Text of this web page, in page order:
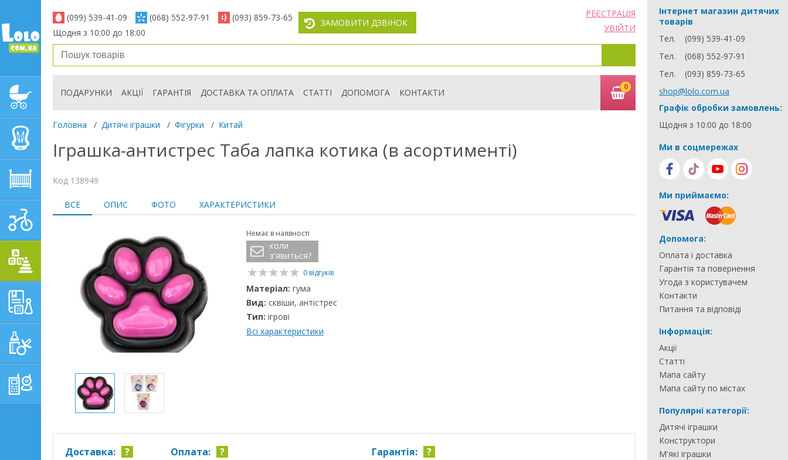
ДИТЯЧІ КОЛЯСКИ
ДИТЯЧІ МЕБЛІ
ДИТЯЧИЙ СПОРТ І
ДИТЯЧІ ІГРАШКИ
НАВЧАЛЬНО-
РОЗВИВАЮЧІ ТОВАРИ
ГІГІЄНА, ДОГЛЯД І
ТОВАРИ ДЛЯ БАТЬКІВ,
ПОСТІЛЬ
(099) 539-41-09 (068) 552-97-91
(093) 859-73-65
Щодня з 10:00 до 18:00
ЗАМОВИТИ ДЗВІНОК
РЕЄСТРАЦІЯ
УВІЙТИ
ПОДАРУНКИ АКЦІЇ ГАРАНТІЯ ДОСТАВКА ТА ОПЛАТА СТАТТІ ДОПОМОГА КОНТАКТИ
0
Головна / Дитячі іграшки / Фігурки / Китай
Іграшка-антистрес Таба лапка котика (в асортименті)
Код 138949
ВСЕ ОПИС ФОТО ХАРАКТЕРИСТИКИ
Немає в наявності
коли
з'явиться?
0 відгуків
Матеріал: гума
Вид: сквіши, антістрес
Тип: ігрові
Всі характеристики
Доставка: ? Оплата: ? Гарантія: ?
Інтернет магазин дитячих
товарів
Тел.
(099) 539-41-09
Тел.
(068) 552-97-91
Тел.
(093) 859-73-65
shop@lolo.com.ua
Графік обробки замовлень:
Щодня з 10:00 до 18:00
Ми в соцмережах
Ми приймаємо:
Допомога:
Оплата і доставка
Гарантія та повернення
Угода з користувачем
Контакти
Питання та відповіді
Інформація:
Акції
Статті
Мапа сайту
Мапа сайту по містах
Популярні категорії:
Дитячі іграшки
Конструктори
М'які іграшки